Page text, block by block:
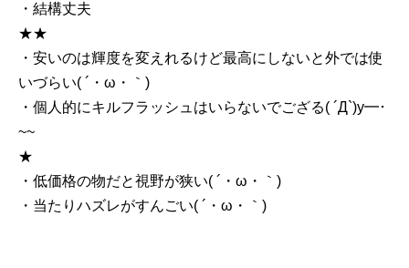
・結構丈夫
★★
・安いのは輝度を変えれるけど最高にしないと外では使
いづらい( ´・ω・｀)
・個人的にキルフラッシュはいらないでござる( ´Д`)y━･
~~
★
・低価格の物だと視野が狭い( ´・ω・｀)
・当たりハズレがすんごい( ´・ω・｀)